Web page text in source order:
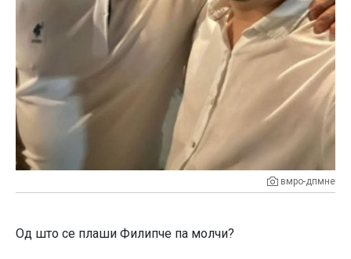
вмро-дпмне
Од што се плаши Филипче па молчи?